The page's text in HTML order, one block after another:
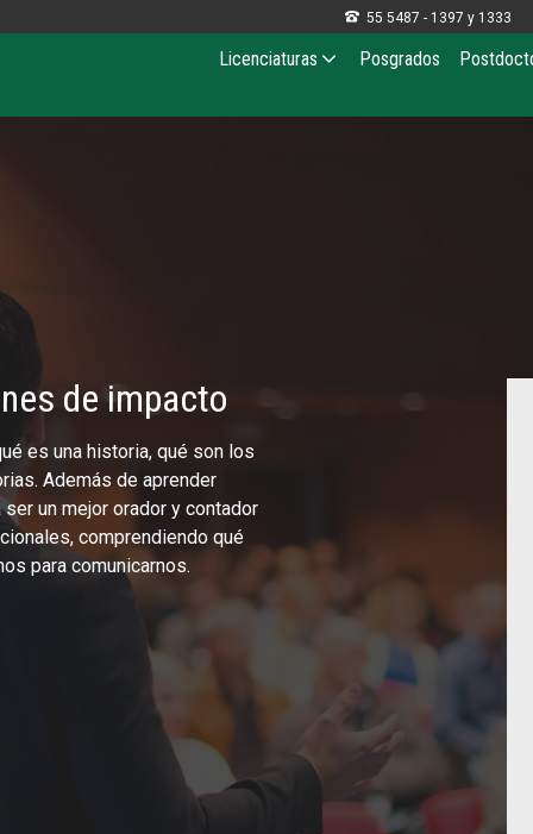
55 5487 - 1397 y 1333
Licenciaturas Posgrados
de impacto
es una historia, qué son los
Además de aprender
un mejor orador y contador
comprendiendo qué
para comunicarnos.